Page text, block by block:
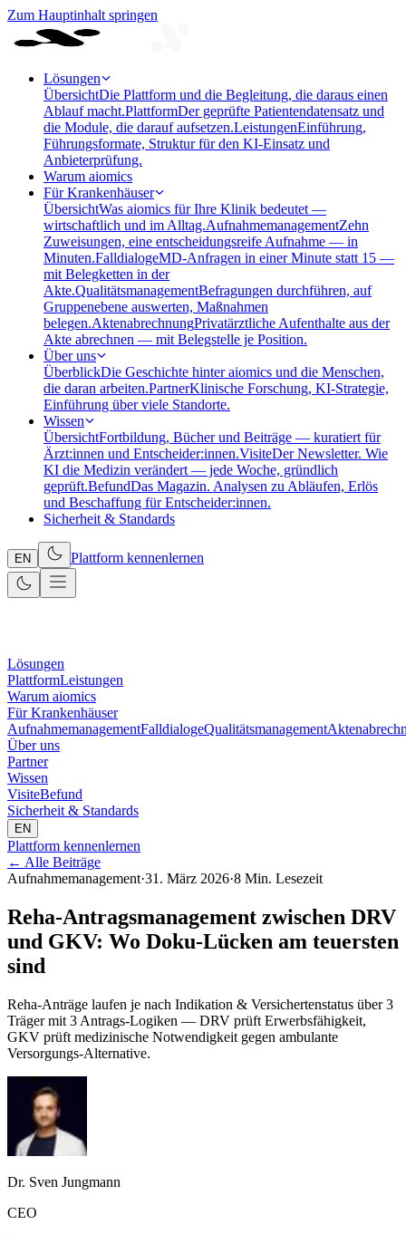
Zum Hauptinhalt springen
Lösungen
ÜbersichtDie Plattform und die Begleitung, die daraus einen
Ablauf macht.PlattformDer geprüfte Patientendatensatz und
die Module, die darauf aufsetzen.LeistungenEinführung,
Führungsformate, Struktur für den KI-Einsatz und
Anbieterprüfung.
Warum aiomics
Für Krankenhäuser
ÜbersichtWas aiomics für Ihre Klinik bedeutet —
wirtschaftlich und im Alltag.AufnahmemanagementZehn
Zuweisungen, eine entscheidungsreife Aufnahme — in
Minuten.FalldialogeMD-Anfragen in einer Minute statt 15 —
mit Belegketten in der
Akte.QualitätsmanagementBefragungen durchführen, auf
Gruppenebene auswerten, Maßnahmen
belegen.AktenabrechnungPrivatärztliche Aufenthalte aus der
Akte abrechnen — mit Belegstelle je Position.
Über uns
ÜberblickDie Geschichte hinter aiomics und die Menschen,
die daran arbeiten.PartnerKlinische Forschung, KI-Strategie,
Einführung über viele Standorte.
Wissen
ÜbersichtFortbildung, Bücher und Beiträge — kuratiert für
Ärzt:innen und Entscheider:innen.VisiteDer Newsletter. Wie
KI die Medizin verändert — jede Woche, gründlich
geprüft.BefundDas Magazin. Analysen zu Abläufen, Erlös
und Beschaffung für Entscheider:innen.
Sicherheit & Standards
EN Plattform kennenlernen
Lösungen
PlattformLeistungen
Warum aiomics
Für Krankenhäuser
AufnahmemanagementFalldialogeQualitätsmanagement
Über uns
Partner
Wissen
VisiteBefund
Sicherheit & Standards
EN
Plattform kennenlernen
← Alle Beiträge
Aufnahmemanagement·31. März 2026·8 Min. Lesezeit
Reha-Antragsmanagement zwischen DRV
und GKV: Wo Doku-Lücken am teuersten
sind
Reha-Anträge laufen je nach Indikation & Versichertenstatus über 3
Träger mit 3 Antrags-Logiken — DRV prüft Erwerbsfähigkeit,
GKV prüft medizinische Notwendigkeit gegen ambulante
Versorgungs-Alternative.
Dr. Sven Jungmann
CEO